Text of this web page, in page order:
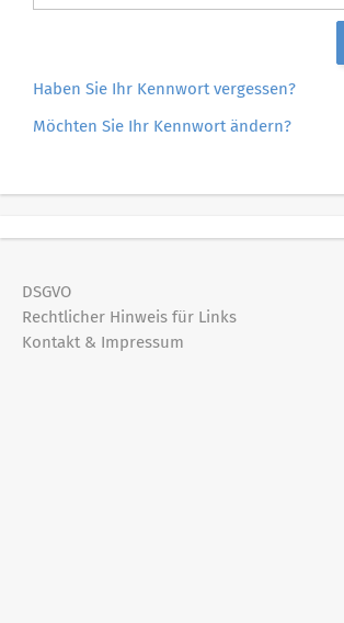
Haben Sie Ihr Kennwort vergessen?
Möchten Sie Ihr Kennwort ändern?
DSGVO
Rechtlicher Hinweis für Links
Kontakt & Impressum